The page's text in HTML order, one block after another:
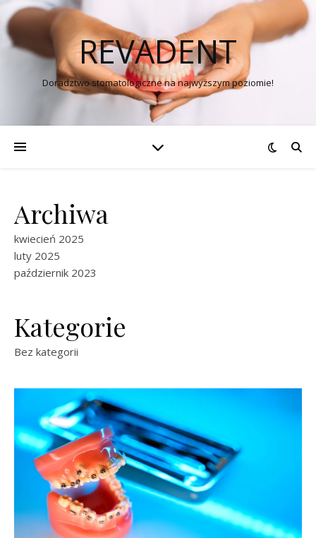
REVADENT
Doradztwo stomatologiczne na najwyższym poziomie!
Archiwa
kwiecień 2025
luty 2025
październik 2023
Kategorie
Bez kategorii